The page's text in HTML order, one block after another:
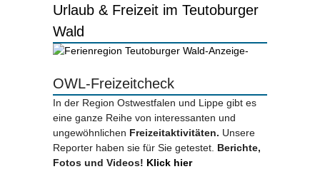
Urlaub & Freizeit im Teutoburger
Wald
-Anzeige-
OWL-Freizeitcheck
In der Region Ostwestfalen und Lippe gibt es
eine ganze Reihe von interessanten und
ungewöhnlichen Freizeitaktivitäten. Unsere
Reporter haben sie für Sie getestet. Berichte,
Fotos und Videos! Klick hier